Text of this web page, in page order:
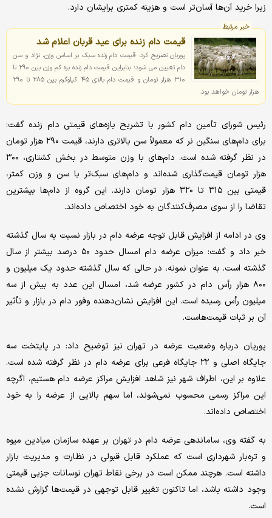
زیرا خرید آن‌ها آسان‌تر است و هزینه کمتری برایشان دارد.
خبر مرتبط
قیمت دام زنده برای عید قربان اعلام شد
پوریان تصریح کرد: قیمت دام زنده سبک بر اساس وزن، نژاد و سن
دام تعیین می شود؛ بنابراین قیمت دام زنده بره کم وزن بین ۲۹۰ تا
۳۱۰ هزار تومان و قیمت دام بالای ۴۵ کیلوگرم بین ۲۸۵ تا ۲۹۰
هزار تومان خواهد بود.
رئیس شورای تأمین دام کشور با تشریح بازه‌های قیمتی دام زنده گفت:
برای دام‌های سنگین نر که معمولاً سن بالاتری دارند، قیمت ۲۹۰ هزار تومان
در نظر گرفته شده است. دام‌های با وزن متوسط در بخش کشتاری، ۳۰۰
هزار تومان قیمت‌گذاری شده‌اند و دام‌های سبک‌تر با سن و وزن کمتر،
قیمتی بین ۳۱۵ تا ۳۲۰ هزار تومان دارند. این گروه از دام‌ها بیشترین
تقاضا را از سوی مصرف‌کنندگان به خود اختصاص داده‌اند.
وی در ادامه از افزایش قابل توجه عرضه دام در بازار نسبت به سال گذشته
خبر داد و گفت: میزان عرضه دام امسال حدود ۵۰ درصد بیشتر از سال
گذشته است. به عنوان نمونه، در حالی که سال گذشته حدود یک میلیون و
۸۰۰ هزار رأس دام در کشور عرضه شد، امسال این عدد به بیش از سه
میلیون رأس رسیده است. این افزایش نشان‌دهنده وفور دام در بازار و تأثیر
آن بر ثبات قیمت‌هاست.
پوریان درباره وضعیت عرضه در تهران نیز توضیح داد: در پایتخت سه
جایگاه اصلی و ۲۲ جایگاه فرعی برای عرضه دام در نظر گرفته شده است.
علاوه بر این، اطراف شهر نیز شاهد افزایش مراکز عرضه دام هستیم، اگرچه
این مراکز رسمی محسوب نمی‌شوند، اما سهم بالایی از عرضه را به خود
اختصاص داده‌اند.
به گفته وی، ساماندهی عرضه دام در تهران بر عهده سازمان میادین میوه
و تره‌بار شهرداری است که عملکرد قابل قبولی در نظارت و مدیریت بازار
داشته است. هرچند ممکن است در برخی نقاط تهران نوسانات جزیی قیمتی
وجود داشته باشد، اما تاکنون تغییر قابل توجهی در قیمت‌ها گزارش نشده
است.